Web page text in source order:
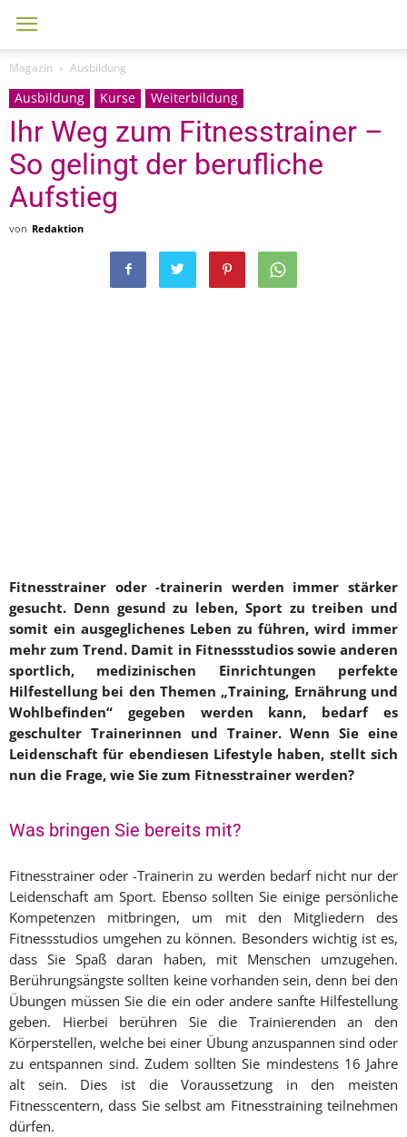
Magazin Ausbildung
Ausbildung Kurse Weiterbildung
Ihr Weg zum Fitnesstrainer –
So gelingt der berufliche
Aufstieg
von Redaktion
Fitnesstrainer oder -trainerin werden immer stärker
gesucht. Denn gesund zu leben, Sport zu treiben und
somit ein ausgeglichenes Leben zu führen, wird immer
mehr zum Trend. Damit in Fitnessstudios sowie anderen
sportlich, medizinischen Einrichtungen perfekte
Hilfestellung bei den Themen „Training, Ernährung und
Wohlbefinden“ gegeben werden kann, bedarf es
geschulter Trainerinnen und Trainer. Wenn Sie eine
Leidenschaft für ebendiesen Lifestyle haben, stellt sich
nun die Frage, wie Sie zum Fitnesstrainer werden?
Was bringen Sie bereits mit?
Fitnesstrainer oder -Trainerin zu werden bedarf nicht nur der
Leidenschaft am Sport. Ebenso sollten Sie einige persönliche
Kompetenzen mitbringen, um mit den Mitgliedern des
Fitnessstudios umgehen zu können. Besonders wichtig ist es,
dass Sie Spaß daran haben, mit Menschen umzugehen.
Berührungsängste sollten keine vorhanden sein, denn bei den
Übungen müssen Sie die ein oder andere sanfte Hilfestellung
geben. Hierbei berühren Sie die Trainierenden an den
Körperstellen, welche bei einer Übung anzuspannen sind oder
zu entspannen sind. Zudem sollten Sie mindestens 16 Jahre
alt sein. Dies ist die Voraussetzung in den meisten
Fitnesscentern, dass Sie selbst am Fitnesstraining teilnehmen
dürfen.